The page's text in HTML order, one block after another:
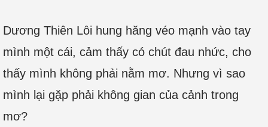
Dương Thiên Lôi hung hăng véo mạnh vào tay
mình một cái, cảm thấy có chút đau nhức, cho
thấy mình không phải nằm mơ. Nhưng vì sao
mình lại gặp phải không gian của cảnh trong
mơ?